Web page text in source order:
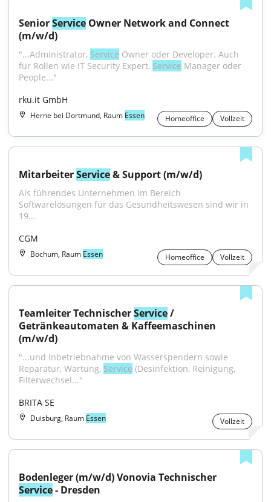
Senior Service Owner Network and Connect
(m/w/d)
"...Administrator, Service Owner oder Developer. Auch
für Rollen wie IT Security Expert, Service Manager oder
People..."
rku.it GmbH
Herne bei Dortmund, Raum Essen Homeoffice Vollzeit
Mitarbeiter Service & Support (m/w/d)
Als führendes Unternehmen im Bereich
Softwarelösungen für das Gesundheitswesen sind wir in
19...
CGM
Bochum, Raum Essen Homeoffice Vollzeit
Teamleiter Technischer Service /
Getränkeautomaten & Kaffeemaschinen
(m/w/d)
"...und Inbetriebnahme von Wasserspendern sowie
Reparatur, Wartung, Service (Desinfektion, Reinigung,
Filterwechsel..."
BRITA SE
Duisburg, Raum Essen Vollzeit
Service - Dresden